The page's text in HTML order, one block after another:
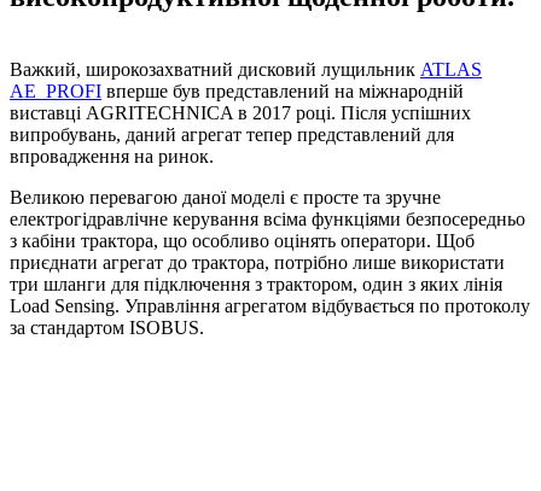
Важкий, широкозахватний дисковий лущильник ATLAS
AE_PROFI вперше був представлений на міжнародній
виставці AGRITECHNICA в 2017 році. Після успішних
випробувань, даний агрегат тепер представлений для
впровадження на ринок.
Великою перевагою даної моделі є просте та зручне
електрогідравлічне керування всіма функціями безпосередньо
з кабіни трактора, що особливо оцінять оператори. Щоб
приєднати агрегат до трактора, потрібно лише використати
три шланги для підключення з трактором, один з яких лінія
Load Sensing. Управління агрегатом відбувається по протоколу
за стандартом ISOBUS.